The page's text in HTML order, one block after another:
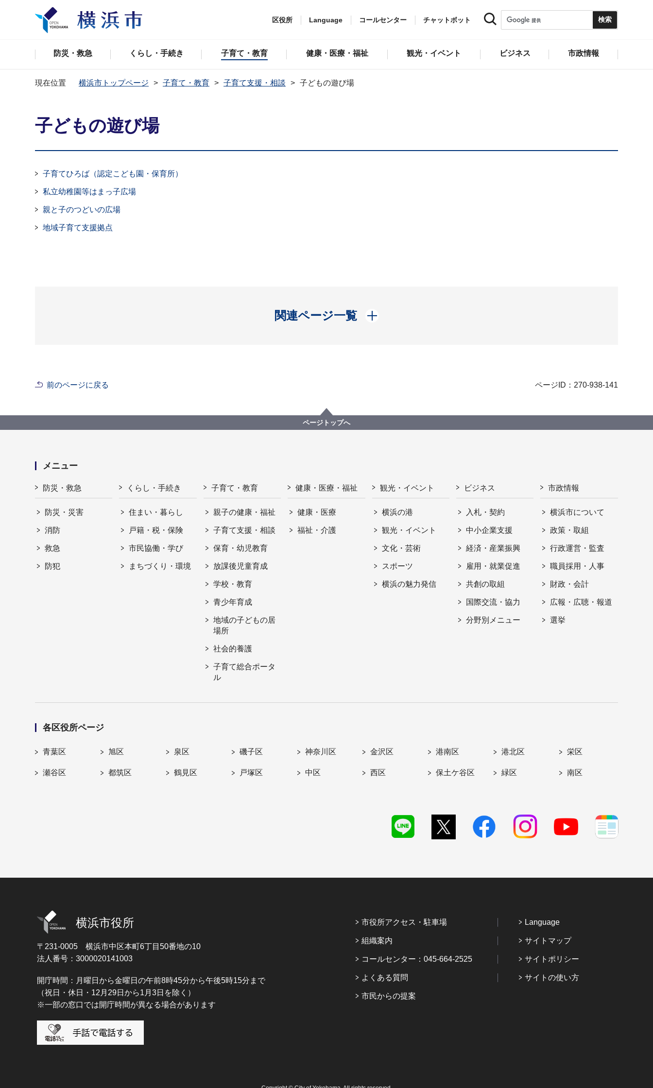
区役所 Language コールセンター チャットボット
防災・救急 くらし・手続き 子育て・教育 健康・医療・福祉 観光・イベント ビジネス 市政情報
現在位置 横浜市トップページ 子育て・教育 子育て支援・相談 子どもの遊び場
子どもの遊び場
子育てひろば（認定こども園・保育所）
私立幼稚園等はまっ子広場
親と子のつどいの広場
地域子育て支援拠点
関連ページ一覧
開く
前のページに戻る ページID：270-938-141
ページトップへ
メニュー
防災・救急
防災・災害
消防
救急
防犯
くらし・手続き
住まい・暮らし
戸籍・税・保険
市民協働・学び
まちづくり・環境
子育て・教育
親子の健康・福祉
子育て支援・相談
保育・幼児教育
放課後児童育成
学校・教育
青少年育成
地域の子どもの居
場所
社会的養護
子育て総合ポータ
ル
健康・医療・福祉
健康・医療
福祉・介護
観光・イベント
横浜の港
観光・イベント
文化・芸術
スポーツ
横浜の魅力発信
ビジネス
入札・契約
中小企業支援
経済・産業振興
雇用・就業促進
共創の取組
国際交流・協力
分野別メニュー
市政情報
横浜市について
政策・取組
行政運営・監査
職員採用・人事
財政・会計
広報・広聴・報道
選挙
各区役所ページ
青葉区 旭区 泉区 磯子区 神奈川区 金沢区 港南区 港北区 栄区
瀬谷区 都筑区 鶴見区 戸塚区 中区 西区 保土ケ谷区 緑区 南区
横浜市役所
〒231-0005 横浜市中区本町6丁目50番地の10
法人番号：3000020141003
開庁時間：月曜日から金曜日の午前8時45分から午後5時15分まで
（祝日・休日・12月29日から1月3日を除く）
※一部の窓口では開庁時間が異なる場合があります
市役所アクセス・駐車場
組織案内
コールセンター：045-664-2525
よくある質問
市民からの提案
Language
サイトマップ
サイトポリシー
サイトの使い方